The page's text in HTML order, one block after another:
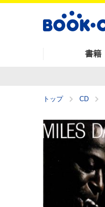
書籍
トップ CD